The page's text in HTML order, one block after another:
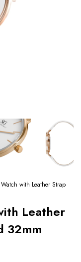
with Leather Strap
Leather
32mm